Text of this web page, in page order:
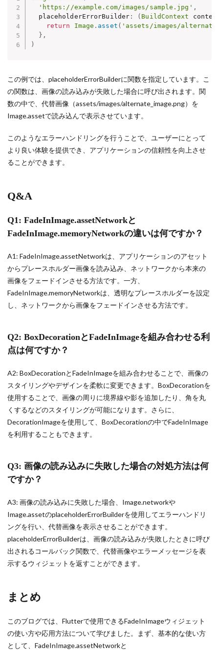
'https://example.com/images/sample.jpg' ,
  placeholderErrorBuilder
: ( BuildContext
return
Image . asset ( 'assets/images/
} ,
)
この例では、placeholderErrorBuilderに関数を指定しています。こ
の関数は、画像の読み込みが失敗した場合に呼び出されます。関
数の中で、代替画像（assets/images/alternate_image.png）を
Image.assetで読み込んで表示させています。
このようなエラーハンドリングを行うことで、ユーザーにとって
より良い体験を提供でき、アプリケーションの信頼性を向上させ
ることができます。
Q&A
Q1: FadeInImage.assetNetworkと
FadeInImage.memoryNetworkの違いは何ですか？
A1: FadeInImage.assetNetworkは、アプリケーションのアセット
からプレースホルダー画像を読み込み、ネットワークから本来の
画像をフェードインさせる方法です。一方、
FadeInImage.memoryNetworkは、透明なプレースホルダーを設定
し、ネットワークから画像をフェードインさせる方法です。
Q2: BoxDecorationとFadeInImageを組み合わせる利
点は何ですか？
A2: BoxDecorationとFadeInImageを組み合わせることで、画像の
スタイリングやデザインを柔軟に変更できます。BoxDecorationを
使用することで、画像の周りに境界線や影を追加したり、角を丸
くするなどのスタイリングが可能になります。さらに、
DecorationImageを使用して、BoxDecorationの中でFadeInImage
を利用することもできます。
Q3: 画像の読み込みに失敗した場合の対処方法は何
ですか？
A3: 画像の読み込みに失敗した場合、Image.networkや
Image.assetのplaceholderErrorBuilderを使用してエラーハンドリ
ングを行い、代替画像を表示させることができます。
placeholderErrorBuilderは、画像の読み込みが失敗したときに呼び
出されるコールバック関数で、代替画像やエラーメッセージを表
示するウィジェットを返すことができます。
まとめ
このブログでは、Flutterで使用できるFadeInImageウィジェット
の使い方や応用方法について学びました。まず、基本的な使い方
として、FadeInImage.assetNetworkと